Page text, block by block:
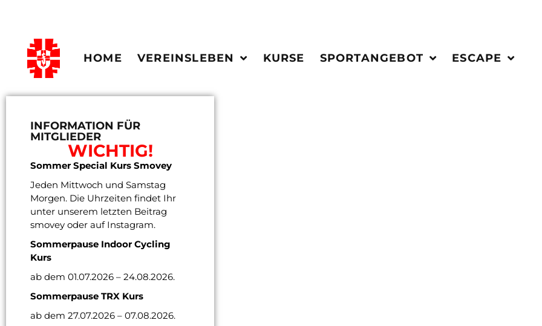
HOME VEREINSLEBEN KURSE SPORTANGEBOT ESCAPE
INFORMATION FÜR
MITGLIEDER
WICHTIG!
Sommer Special Kurs Smovey
Jeden Mittwoch und Samstag
Morgen. Die Uhrzeiten findet Ihr
unter unserem letzten Beitrag
smovey oder auf Instagram.
Sommerpause Indoor Cycling
Kurs
ab dem 01.07.2026 – 24.08.2026.
Sommerpause TRX Kurs
ab dem 27.07.2026 – 07.08.2026.